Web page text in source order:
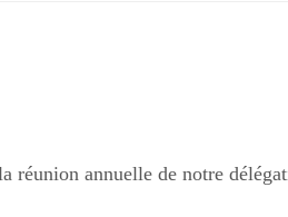
réunion annuelle de notre